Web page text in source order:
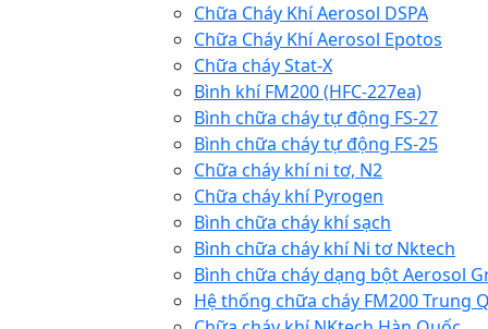
Chữa Cháy Khí Aerosol DSPA
Chữa Cháy Khí Aerosol Epotos
Chữa cháy Stat-X
Bình khí FM200 (HFC-227ea)
Bình chữa cháy tự động FS-27
Bình chữa cháy tự động FS-25
Chữa cháy khí ni tơ, N2
Chữa cháy khí Pyrogen
Bình chữa cháy khí sạch
Bình chữa cháy khí Ni tơ Nktech
Bình chữa cháy dạng bột Aerosol
Hệ thống chữa cháy FM200 Trung